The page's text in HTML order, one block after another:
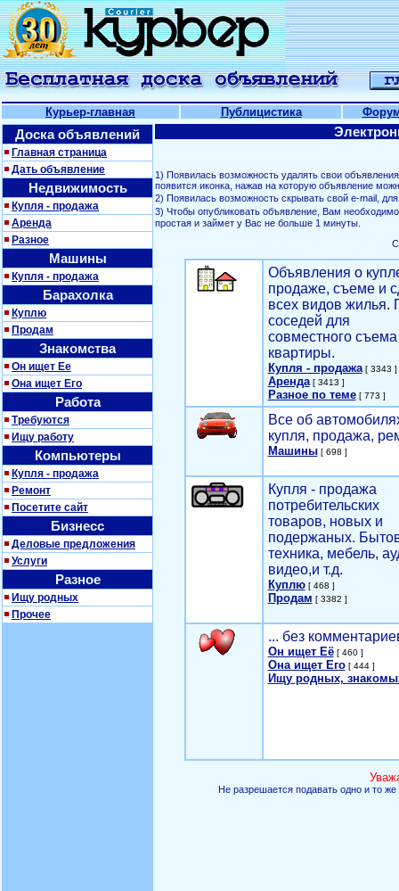
Курьер-главная Публицистика
Доска объявлений
Главная страница
Дать объявление
Недвижимость
Купля - продажа
Аренда
Разное
Машины
Купля - продажа
Барахолка
Куплю
Продам
Знакомства
Он ищет Ее
Она ищет Его
Работа
Требуются
Ищу работу
Компьютеры
Купля - продажа
Ремонт
Посетите сайт
Бизнесс
Деловые предложения
Услуги
Разное
Ищу родных
Прочее
1) Появилась возможность удалять свои
появится иконка, нажав на которую объявление
2) Появилась возможность скрывать свой е-mail,
3) Чтобы опубликовать объявление, Вам
простая и займет у Вас не больше 1 минуты.
Объявления о
продаже, съеме и
всех видов жилья.
соседей для
совместного съема
квартиры.
Купля - продажа[ 3343 ]
Аренда[ 3413 ]
Разное по теме[ 773 ]
Все об
купля, продажа,
Машины[ 698 ]
Купля - продажа
потребительских
товаров, новых и
подержаных.
техника, мебель,
видео,и т.д.
Куплю[ 468 ]
Продам [ 3382 ]
... без
Он ищет Её[ 460 ]
Она ищет Его[ 444 ]
Ищу родных,
Не разрешается подавать одно и то